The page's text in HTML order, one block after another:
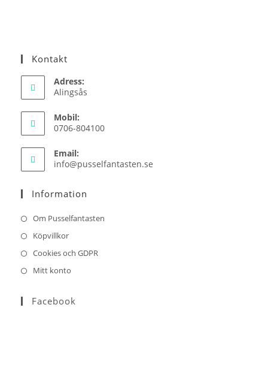
Kontakt
Adress:
Alingsås
Mobil:
0706-804100
Email:
info@pusselfantasten.se
Information
Om Pusselfantasten
Köpvillkor
Cookies och GDPR
Mitt konto
Facebook